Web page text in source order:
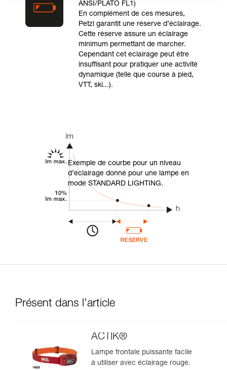
ANSI/PLATO FL1)
En complément de ces mesures,
Petzl garantit une réserve d’éclairage.
Cette réserve assure un éclairage
minimum permettant de marcher.
Cependant cet éclairage peut être
insuffisant pour pratiquer une activité
dynamique (telle que course à pied,
VTT, ski...).
Exemple de courbe pour un niveau
d’éclairage donné pour une lampe en
mode STANDARD LIGHTING.
Présent dans l'article
ACTIK®
Lampe frontale puissante facile
à utiliser avec éclairage rouge.